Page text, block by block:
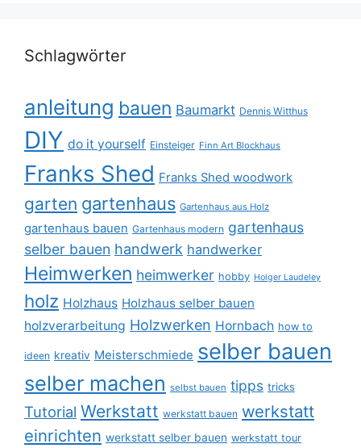
Schlagwörter
anleitung bauen Baumarkt Dennis Witthus
DIY do it yourself Einsteiger Finn Art Blockhaus
Franks Shed Franks Shed woodwork
garten gartenhaus Gartenhaus aus Holz
gartenhaus bauen Gartenhaus modern gartenhaus
selber bauen handwerk handwerker
Heimwerken heimwerker hobby Holger Laudeley
holz Holzhaus Holzhaus selber bauen
holzverarbeitung Holzwerken Hornbach how to
ideen kreativ Meisterschmiede selber bauen
selber machen selbst bauen tipps tricks
Tutorial Werkstatt werkstatt bauen werkstatt
einrichten werkstatt selber bauen werkstatt tour